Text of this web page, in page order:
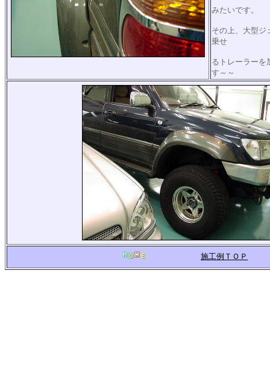
みたいです。
その上、大型ジ
乗せ
るトレーラーを
す～～
施工例ＴＯＰ